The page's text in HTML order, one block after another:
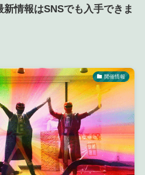
情報はSNSでも入手できま
開催情報